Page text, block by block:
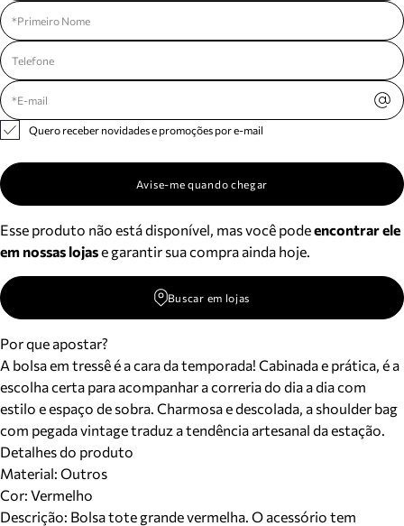
Quero receber novidades e promoções por e-mail
Avise-me quando chegar
Esse produto não está disponível, mas você podeencontrar ele
em nossas lojase garantir sua compra ainda hoje.
Buscar em lojas
Por que apostar?
A bolsa em tressê é a cara da temporada! Cabinada e prática, é a
escolha certa para acompanhar a correria do dia a dia com
estilo e espaço de sobra. Charmosa e descolada, a shoulder bag
com pegada vintage traduz a tendência artesanal da estação.
Detalhes do produto
Material: Outros
Cor: Vermelho
Descrição: Bolsa tote grande vermelha. O acessório tem